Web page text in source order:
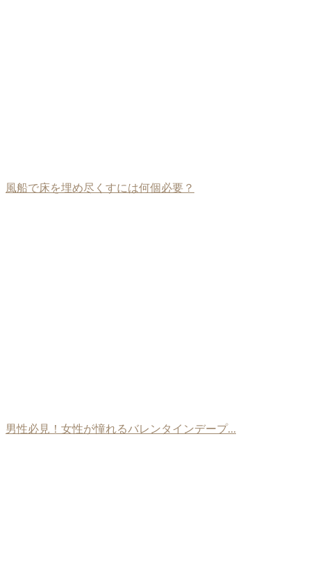
風船で床を埋め尽くすには何個必要？
男性必見！女性が憧れるバレンタインデープ...